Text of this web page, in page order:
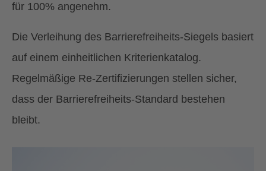
für 100% angenehm.
Die Verleihung des Barrierefreiheits-Siegels basiert
auf einem einheitlichen Kriterienkatalog.
Regelmäßige Re-Zertifizierungen stellen sicher,
dass der Barrierefreiheits-Standard bestehen
bleibt.